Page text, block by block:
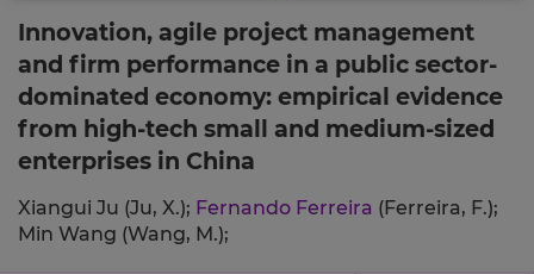
Innovation, agile project management
and firm performance in a public sector-
dominated economy: empirical evidence
from high-tech small and medium-sized
enterprises in China
Xiangui Ju (Ju, X.); Fernando Ferreira (Ferreira, F.);
Min Wang (Wang, M.);